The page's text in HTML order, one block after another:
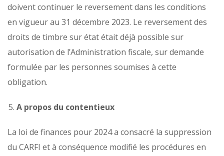
doivent continuer le reversement dans les conditions
en vigueur au 31 décembre 2023. Le reversement des
droits de timbre sur état était déjà possible sur
autorisation de l’Administration fiscale, sur demande
formulée par les personnes soumises à cette
obligation.
A propos du contentieux
La loi de finances pour 2024 a consacré la suppression
du CARFI et à conséquence modifié les procédures en